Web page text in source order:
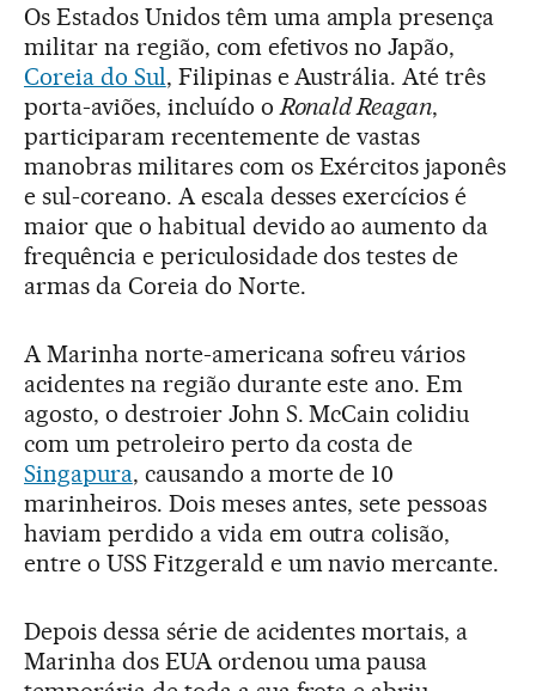
Os Estados Unidos têm uma ampla presença
militar na região, com efetivos no Japão,
Coreia do Sul, Filipinas e Austrália. Até três
porta-aviões, incluído oRonald Reagan,
participaram recentemente de vastas
manobras militares com os Exércitos japonês
e sul-coreano. A escala desses exercícios é
maior que o habitual devido ao aumento da
frequência e periculosidade dos testes de
armas da Coreia do Norte.
A Marinha norte-americana sofreu vários
acidentes na região durante este ano. Em
agosto, o destroier John S. McCain colidiu
com um petroleiro perto da costa de
Singapura, causando a morte de 10
marinheiros. Dois meses antes, sete pessoas
haviam perdido a vida em outra colisão,
entre o USS Fitzgerald e um navio mercante.
Depois dessa série de acidentes mortais, a
Marinha dos EUA ordenou uma pausa